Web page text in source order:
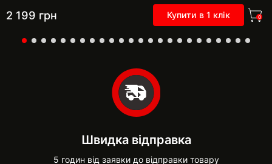
2 199 грн Купити в 1 клік 0
Швидка відправка
5 годин від заявки до відправки товару